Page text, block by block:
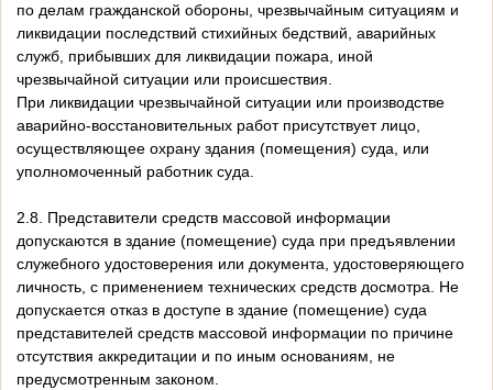
по делам гражданской обороны, чрезвычайным ситуациям и
ликвидации последствий стихийных бедствий, аварийных
служб, прибывших для ликвидации пожара, иной
чрезвычайной ситуации или происшествия.
При ликвидации чрезвычайной ситуации или производстве
аварийно-восстановительных работ присутствует лицо,
осуществляющее охрану здания (помещения) суда, или
уполномоченный работник суда.
2.8. Представители средств массовой информации
допускаются в здание (помещение) суда при предъявлении
служебного удостоверения или документа, удостоверяющего
личность, с применением технических средств досмотра. Не
допускается отказ в доступе в здание (помещение) суда
представителей средств массовой информации по причине
отсутствия аккредитации и по иным основаниям, не
предусмотренным законом.